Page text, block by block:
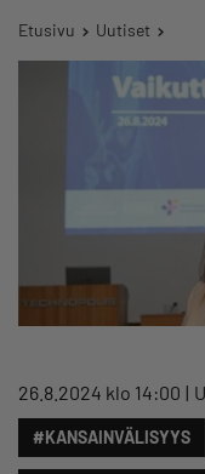
Etusivu Uutiset
26.8.2024 klo 14:00
#KANSAINVÄLISYYS